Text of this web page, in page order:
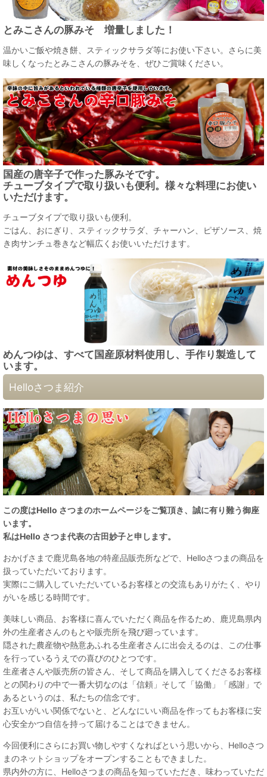
とみこさんの豚みそ 増量しました！
温かいご飯や焼き餅、スティックサラダ等にお使い下さい。さらに美
味しくなったとみこさんの豚みそを、ぜひご賞味ください。
国産の唐辛子で作った豚みそです。
チューブタイプで取り扱いも便利。様々な料理にお使い
いただけます。
チューブタイプで取り扱いも便利。
ごはん、おにぎり、スティックサラダ、チャーハン、ピザソース、焼
き肉サンチュ巻きなど幅広くお使いいただけます。
めんつゆは、すべて国産原材料使用し、手作り製造して
います。
Helloさつま紹介
この度はHello さつまのホームページをご覧頂き、誠に有り難う御座
います。
私はHello さつま代表の古田妙子と申します。
おかげさまで鹿児島各地の特産品販売所などで、Helloさつまの商品を
扱っていただいております。
実際にご購入していただいているお客様との交流もありがたく、やり
がいを感じる時間です。
美味しい商品、お客様に喜んでいただく商品を作るため、鹿児島県内
外の生産者さんのもとや販売所を飛び廻っています。
隠された農産物や熱意あふれる生産者さんに出会えるのは、この仕事
を行っているうえでの喜びのひとつです。
生産者さんや販売所の皆さん、そして商品を購入してくださるお客様
との関わりの中で一番大切なのは「信頼」そして「協働」「感謝」で
あるというのは、私たちの信念です。
お互いがいい関係でないと、どんなにいい商品を作ってもお客様に安
心安全かつ自信を持って届けることはできません。
今回便利にさらにお買い物しやすくなればという思いから、Helloさつ
まのネットショップをオープンすることもできました。
県内外の方に、Helloさつまの商品を知っていただき、味わっていただ